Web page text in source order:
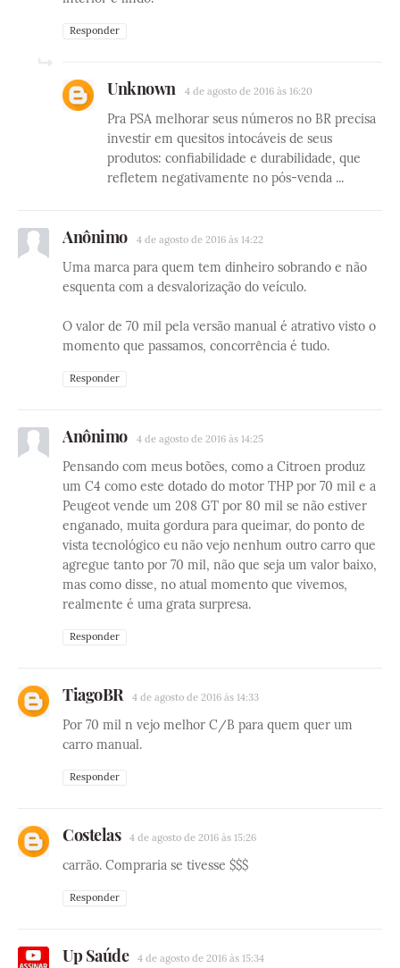
Responder
Unknown 4 de agosto de 2016 às 16:20
Pra PSA melhorar seus números no BR precisa
investir em quesitos intocáveis de seus
produtos: confiabilidade e durabilidade, que
refletem negativamente no pós-venda ...
Anônimo 4 de agosto de 2016 às 14:22
Uma marca para quem tem dinheiro sobrando e não
esquenta com a desvalorização do veículo.
O valor de 70 mil pela versão manual é atrativo visto o
momento que passamos, concorrência é tudo.
Responder
Anônimo 4 de agosto de 2016 às 14:25
Pensando com meus botões, como a Citroen produz
um C4 como este dotado do motor THP por 70 mil e a
Peugeot vende um 208 GT por 80 mil se não estiver
enganado, muita gordura para queimar, do ponto de
vista tecnológico eu não vejo nenhum outro carro que
agregue tanto por 70 mil, não que seja um valor baixo,
mas como disse, no atual momento que vivemos,
realmente é uma grata surpresa.
Responder
TiagoBR 4 de agosto de 2016 às 14:33
Por 70 mil n vejo melhor C/B para quem quer um
carro manual.
Responder
Costelas 4 de agosto de 2016 às 15:26
carrão. Compraria se tivesse $$$
Responder
Up Saúde 4 de agosto de 2016 às 15:34